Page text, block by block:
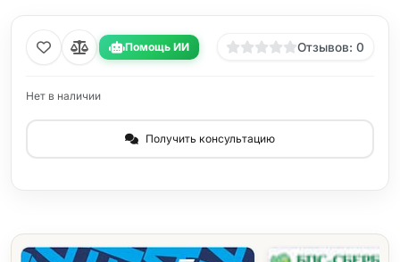
Помощь ИИ Отзывов: 0
Нет в наличии
Получить консультацию